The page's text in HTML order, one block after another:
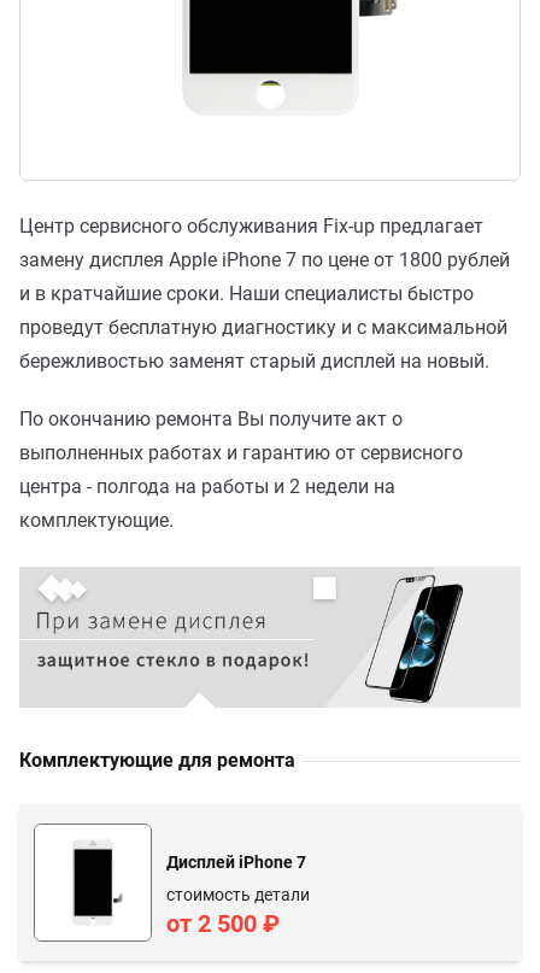
Центр сервисного обслуживания Fix-up предлагает
замену дисплея Apple iPhone 7 по цене от 1800 рублей
и в кратчайшие сроки. Наши специалисты быстро
проведут бесплатную диагностику и с максимальной
бережливостью заменят старый дисплей на новый.
По окончанию ремонта Вы получите акт о
выполненных работах и гарантию от сервисного
центра - полгода на работы и 2 недели на
комплектующие.
Комплектующие для ремонта
Дисплей iPhone 7
стоимость детали
от 2 500 ₽